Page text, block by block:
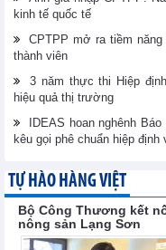
kinh tế quốc tế
CPTPP mở ra tiềm
thành viên
3 năm thực thi Hiệp
hiệu quả thị trường
IDEAS hoan nghênh
kêu gọi phê chuẩn hiệp định
TỰ HÀO HÀNG VIỆT
Bộ Công Thương kết
nông sản Lạng Sơn